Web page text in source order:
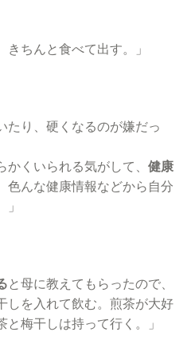
きちんと食べて出す。」
たり、硬くなるのが嫌だっ
くいられる気がして、 健康
色んな健康情報などから自分
と母に教えてもらったので、
しを入れて飲む。煎茶が大好
梅干しは持って行く。」